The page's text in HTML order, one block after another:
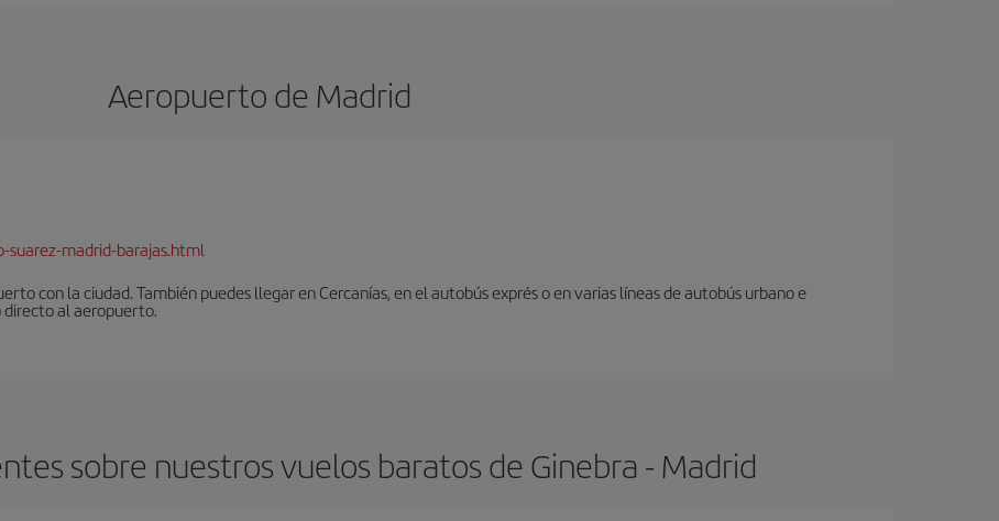
Aeropuerto de Madrid
madrid-barajas.html
con la ciudad. También puedes llegar en Cercanías, en el autobús exprés o en varias líneas de autobús urbano e
directo al aeropuerto.
sobre nuestros vuelos baratos de Ginebra - Madrid